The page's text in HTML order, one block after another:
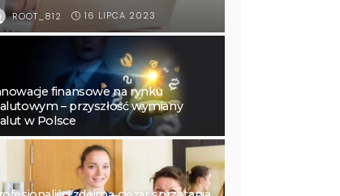
ROOT_812 16 LIPCA 2023
finansowe na rynku
– przyszłość wymiany
w Polsce